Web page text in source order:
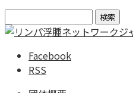
索:
Facebook
RSS